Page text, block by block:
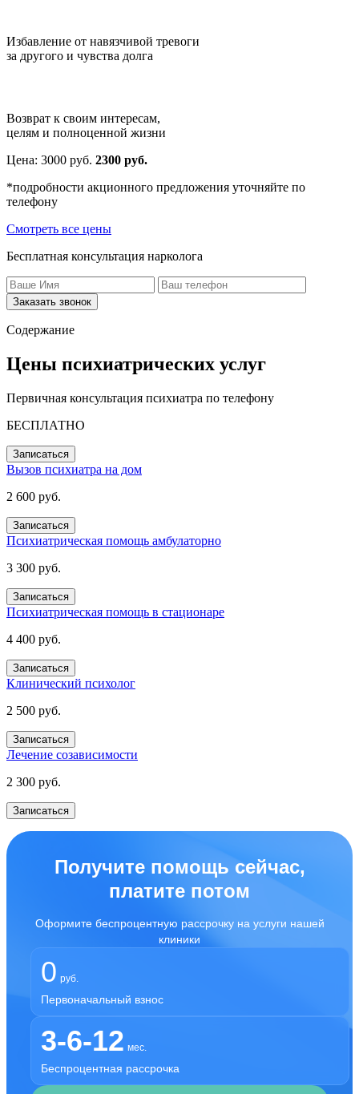
Избавление от навязчивой тревоги
за другого и чувства долга
Возврат к своим интересам,
целям и полноценной жизни
Цена: 3000 руб. 2300 руб.
*подробности акционного предложения уточняйте по
телефону
Смотреть все цены
Бесплатная консультация нарколога
Заказать звонок
Содержание
Цены психиатрических услуг
Первичная консультация психиатра по телефону
БЕСПЛАТНО
Записаться
Вызов психиатра на дом
2 600 руб.
Записаться
Психиатрическая помощь амбулаторно
3 300 руб.
Записаться
Психиатрическая помощь в стационаре
4 400 руб.
Записаться
Клинический психолог
2 500 руб.
Записаться
Лечение созависимости
2 300 руб.
Записаться
Получите помощь сейчас,
платите потом
Оформите беспроцентную рассрочку на услуги нашей
клиники
0 руб.
Первоначальный взнос
3-6-12 мес.
Беспроцентная рассрочка